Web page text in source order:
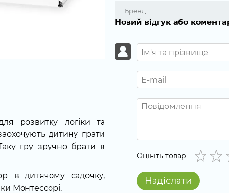
розвитку логіки та
дитину грати
гру зручно брати в
в дитячому садочку,
Монтессорі.
Бренд
Новий відгук або
Оцініть товар
Надіслати